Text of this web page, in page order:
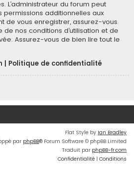
L’administrateur du forum peut
additionnelles aux
de vous enregistrer, assurez-vous
de nos conditions d’utilisation et de
Assurez-vous de bien lire tout le
Politique de confidentialité
Flat Style by Ian Bradley
par phpBB® Forum Software © phpBB Limited
Traduit par phpBB-fr.com
Confidentialité | Conditions